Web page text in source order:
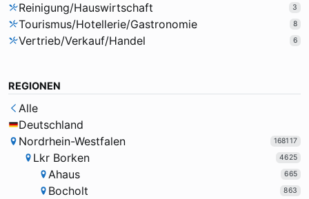
Reinigung/Hauswirtschaft 3
Tourismus/Hotellerie/Gastronomie 8
Vertrieb/Verkauf/Handel 6
REGIONEN
Alle
Deutschland
Nordrhein-Westfalen
168117
Lkr Borken 4625
Ahaus 665
Bocholt 863